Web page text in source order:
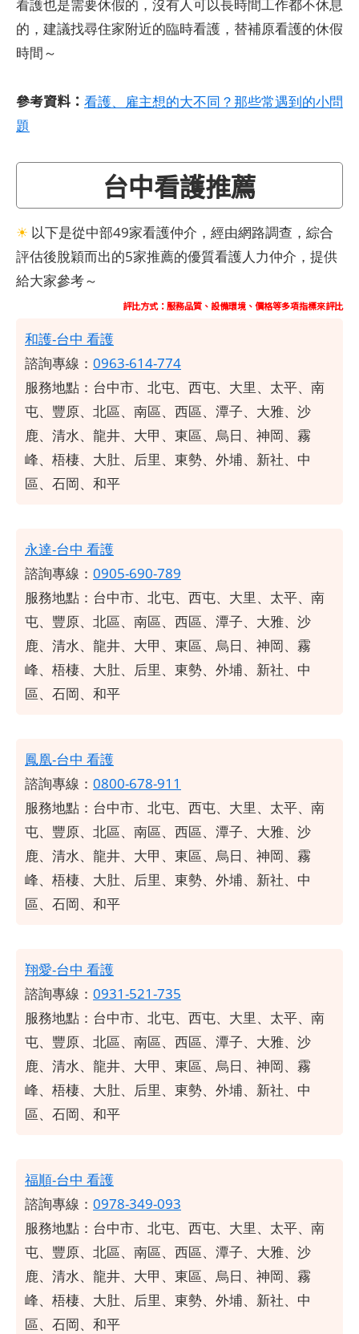
看護也是需要休假的，沒有人可以長時間工作都不休息
的，建議找尋住家附近的臨時看護，替補原看護的休假
時間～
參考資料： 看護、雇主想的大不同？那些常遇到的小問
題
台中看護推薦
☀ 以下是從中部49家看護仲介，經由網路調查，綜合
評估後脫穎而出的5家推薦的優質看護人力仲介，提供
給大家參考～
評比方式：服務品質、設備環境、價格等多項指標來評比
和護-台中 看護
諮詢專線： 0963-614-774
服務地點： 台中市、北屯、西屯、大里、太平、南
屯、豐原、北區、南區、西區、潭子、大雅、沙
鹿、清水、龍井、大甲、東區、烏日、神岡、霧
峰、梧棲、大肚、后里、東勢、外埔、新社、中
區、石岡、和平
永達-台中 看護
諮詢專線： 0905-690-789
服務地點： 台中市、北屯、西屯、大里、太平、南
屯、豐原、北區、南區、西區、潭子、大雅、沙
鹿、清水、龍井、大甲、東區、烏日、神岡、霧
峰、梧棲、大肚、后里、東勢、外埔、新社、中
區、石岡、和平
鳳凰-台中 看護
諮詢專線： 0800-678-911
服務地點： 台中市、北屯、西屯、大里、太平、南
屯、豐原、北區、南區、西區、潭子、大雅、沙
鹿、清水、龍井、大甲、東區、烏日、神岡、霧
峰、梧棲、大肚、后里、東勢、外埔、新社、中
區、石岡、和平
翔愛-台中 看護
諮詢專線： 0931-521-735
服務地點： 台中市、北屯、西屯、大里、太平、南
屯、豐原、北區、南區、西區、潭子、大雅、沙
鹿、清水、龍井、大甲、東區、烏日、神岡、霧
峰、梧棲、大肚、后里、東勢、外埔、新社、中
區、石岡、和平
福順-台中 看護
諮詢專線： 0978-349-093
服務地點： 台中市、北屯、西屯、大里、太平、南
屯、豐原、北區、南區、西區、潭子、大雅、沙
鹿、清水、龍井、大甲、東區、烏日、神岡、霧
峰、梧棲、大肚、后里、東勢、外埔、新社、中
區、石岡、和平